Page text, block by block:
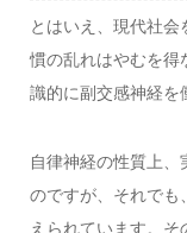
とはいえ、現代社
慣の乱れはやむを得
識的に副交感神経を
自律神経の性質上
のですが、それでも
えられています。